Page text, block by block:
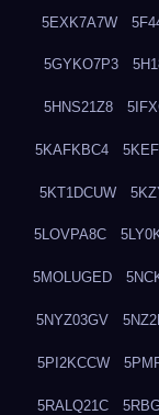
5EXK7A7W
5GYKO7P3
5HNS21Z8
5KAFKBC4
5KT1DCUW
5LOVPA8C
5MOLUGED
5NYZ03GV
5PI2KCCW
5RALQ21C